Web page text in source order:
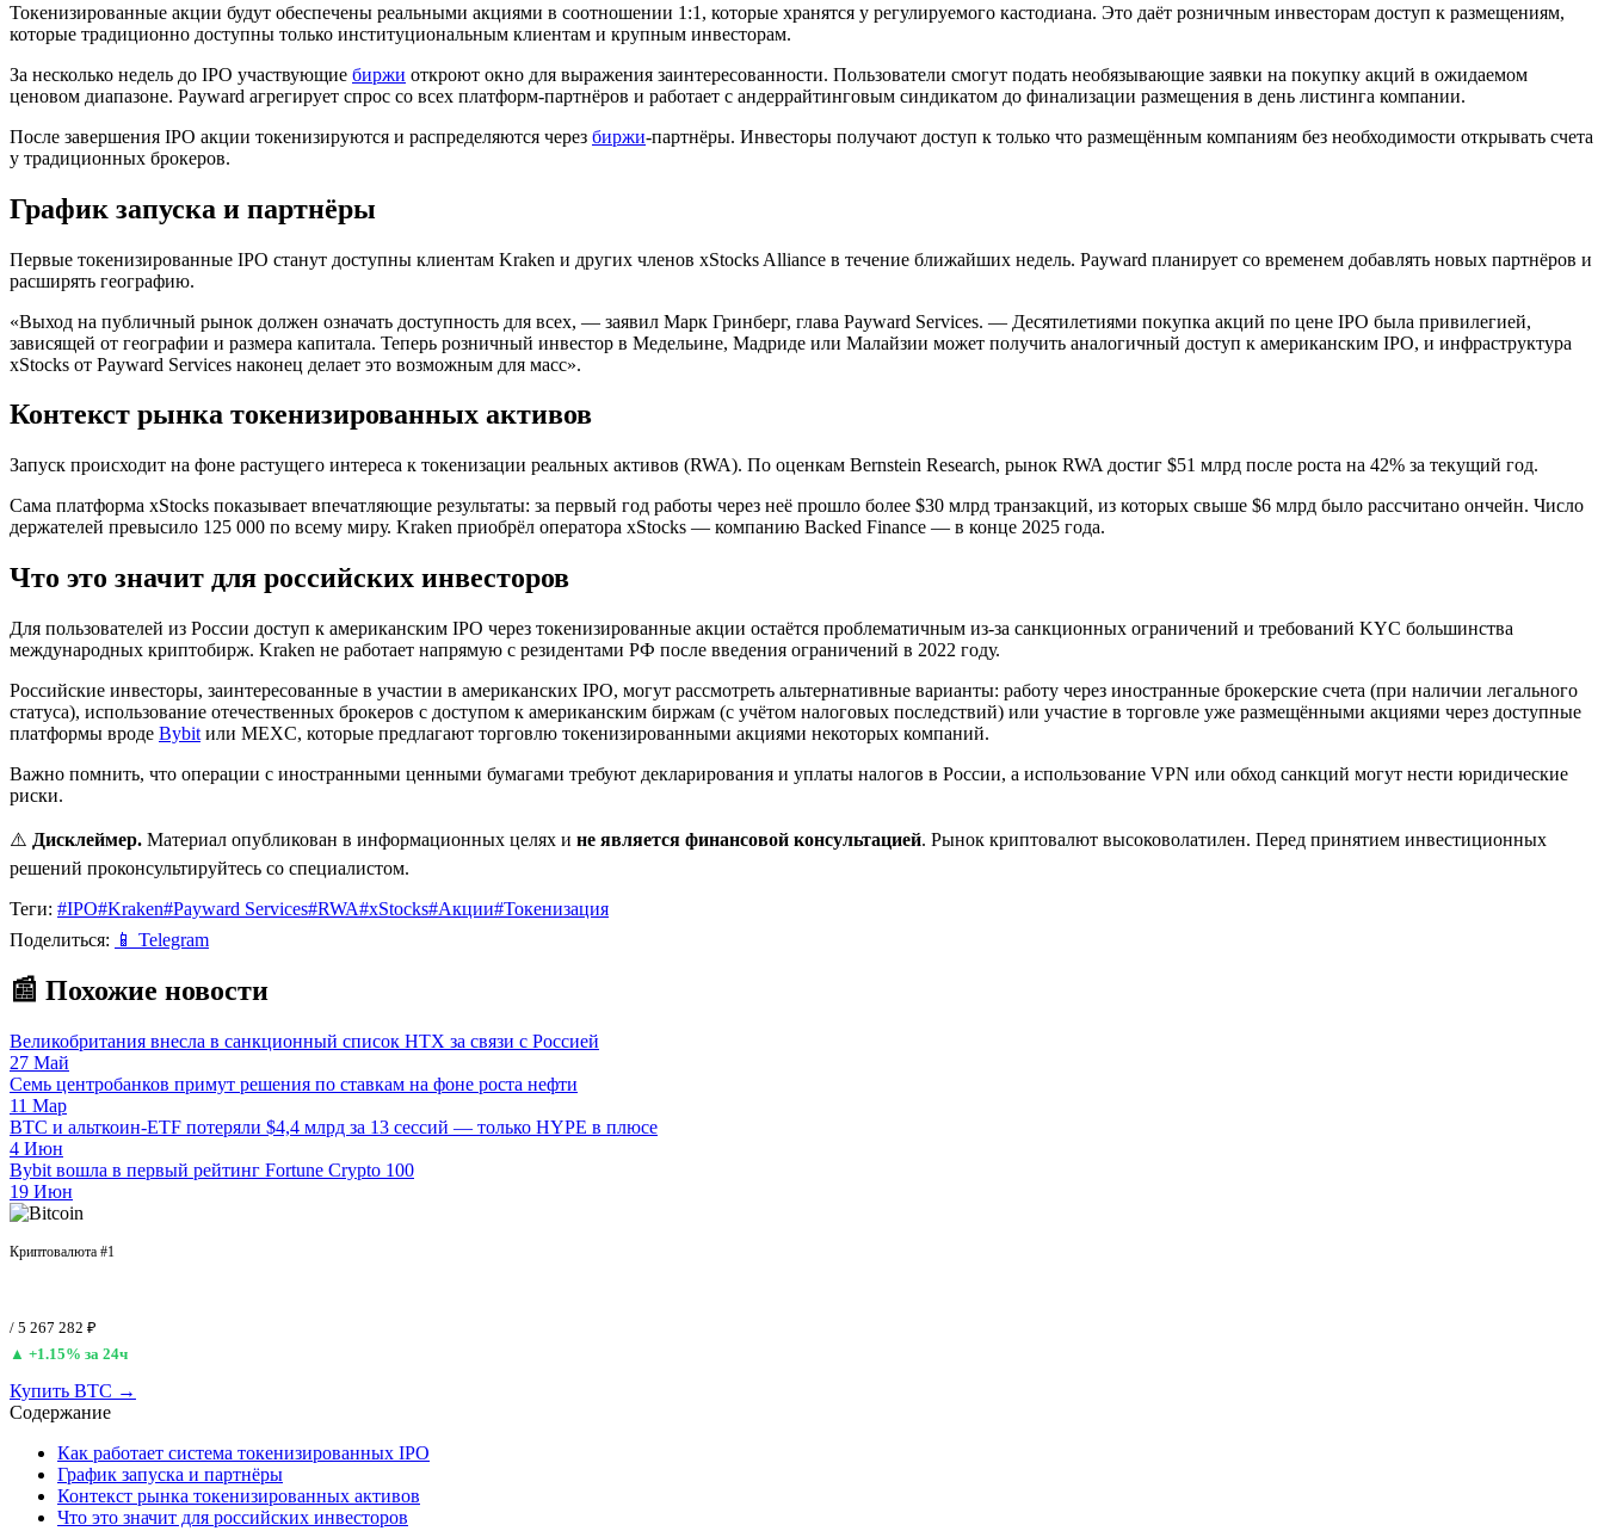
Токенизированные акции будут обеспечены реальными акциями в соотношении 1:1, которые хранятся у регулируемого кастодиана. Это даёт розничным инвесторам доступ к размещениям,
которые традиционно доступны только институциональным клиентам и крупным инвесторам.
За несколько недель до IPO участвующие биржи откроют окно для выражения заинтересованности. Пользователи смогут подать необязывающие заявки на покупку акций в ожидаемом
ценовом диапазоне. Payward агрегирует спрос со всех платформ-партнёров и работает с андеррайтинговым синдикатом до финализации размещения в день листинга компании.
После завершения IPO акции токенизируются и распределяются через биржи-партнёры. Инвесторы получают доступ к только что размещённым компаниям без необходимости открывать счета
у традиционных брокеров.
График запуска и партнёры
Первые токенизированные IPO станут доступны клиентам Kraken и других членов xStocks Alliance в течение ближайших недель. Payward планирует со временем добавлять новых партнёров и
расширять географию.
«Выход на публичный рынок должен означать доступность для всех, — заявил Марк Гринберг, глава Payward Services. — Десятилетиями покупка акций по цене IPO была привилегией,
зависящей от географии и размера капитала. Теперь розничный инвестор в Медельине, Мадриде или Малайзии может получить аналогичный доступ к американским IPO, и инфраструктура
xStocks от Payward Services наконец делает это возможным для масс».
Контекст рынка токенизированных активов
Запуск происходит на фоне растущего интереса к токенизации реальных активов (RWA). По оценкам Bernstein Research, рынок RWA достиг $51 млрд после роста на 42% за текущий год.
Сама платформа xStocks показывает впечатляющие результаты: за первый год работы через неё прошло более $30 млрд транзакций, из которых свыше $6 млрд было рассчитано ончейн. Число
держателей превысило 125 000 по всему миру. Kraken приобрёл оператора xStocks — компанию Backed Finance — в конце 2025 года.
Что это значит для российских инвесторов
Для пользователей из России доступ к американским IPO через токенизированные акции остаётся проблематичным из-за санкционных ограничений и требований KYC большинства
международных криптобирж. Kraken не работает напрямую с резидентами РФ после введения ограничений в 2022 году.
Российские инвесторы, заинтересованные в участии в американских IPO, могут рассмотреть альтернативные варианты: работу через иностранные брокерские счета (при наличии легального
статуса), использование отечественных брокеров с доступом к американским биржам (с учётом налоговых последствий) или участие в торговле уже размещёнными акциями через доступные
платформы вроде Bybit или MEXC, которые предлагают торговлю токенизированными акциями некоторых компаний.
Важно помнить, что операции с иностранными ценными бумагами требуют декларирования и уплаты налогов в России, а использование VPN или обход санкций могут нести юридические
риски.
⚠️ Дисклеймер. Материал опубликован в информационных целях и не является финансовой консультацией. Рынок криптовалют высоковолатилен. Перед принятием инвестиционных
решений проконсультируйтесь со специалистом.
Теги: #IPO#Kraken#Payward Services#RWA#xStocks#Акции#Токенизация
Поделиться: 📱 Telegram
📰 Похожие новости
Великобритания внесла в санкционный список HTX за связи с Россией
27 Май
Семь центробанков примут решения по ставкам на фоне роста нефти
11 Мар
BTC и альткоин-ETF потеряли $4,4 млрд за 13 сессий — только HYPE в плюсе
4 Июн
Bybit вошла в первый рейтинг Fortune Crypto 100
19 Июн
Криптовалюта #1
/ 5 267 282 ₽
▲ +1.15% за 24ч
Купить BTC →
Содержание
Как работает система токенизированных IPO
График запуска и партнёры
Контекст рынка токенизированных активов
Что это значит для российских инвесторов